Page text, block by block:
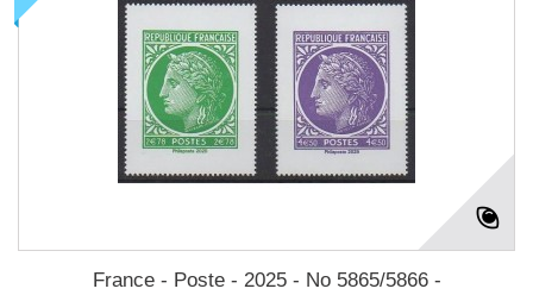
France - Poste - 2025 - No 5865/5866 -